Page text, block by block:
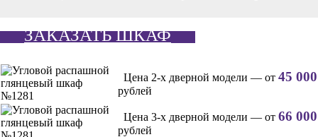
ЗАКАЗАТЬ ШКАФ
Цена 2-х дверной модели — от 45 000
рублей
Цена 3-х дверной модели — от 66 000
рублей